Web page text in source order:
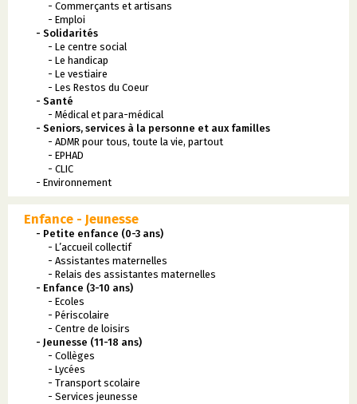
- Commerçants et artisans
- Emploi
- Solidarités
- Le centre social
- Le handicap
- Le vestiaire
- Les Restos du Coeur
- Santé
- Médical et para-médical
- Seniors, services à la personne et aux familles
- ADMR pour tous, toute la vie, partout
- EPHAD
- CLIC
- Environnement
Enfance - Jeunesse
- Petite enfance (0-3 ans)
- L’accueil collectif
- Assistantes maternelles
- Relais des assistantes maternelles
- Enfance (3-10 ans)
- Ecoles
- Périscolaire
- Centre de loisirs
- Jeunesse (11-18 ans)
- Collèges
- Lycées
- Transport scolaire
- Services jeunesse